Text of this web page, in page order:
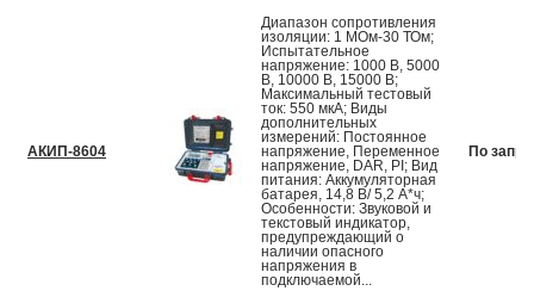
АКИП-8604
Диапазон сопротивления
изоляции: 1 МОм-30 ТОм;
Испытательное
напряжение: 1000 В, 5000
В, 10000 В, 15000 В;
Максимальный тестовый
ток: 550 мкА; Виды
дополнительных
измерений: Постоянное
напряжение, Переменное
напряжение, DAR, PI; Вид
питания: Аккумуляторная
батарея, 14,8 В/ 5,2 А*ч;
Особенности: Звуковой и
текстовый индикатор,
предупреждающий о
наличии опасного
напряжения в
подключаемой...
По